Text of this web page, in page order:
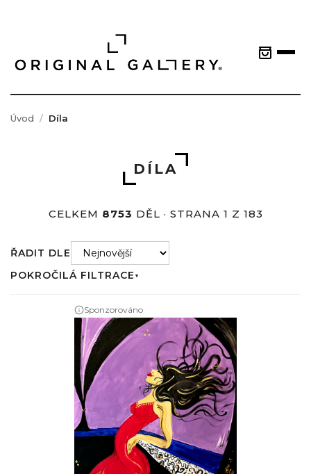
Úvod Díla
DÍLA
CELKEM 8753 DĚL · STRANA 1 Z 183
ŘADIT DLE
POKROČILÁ FILTRACE ▼
Sponzorováno